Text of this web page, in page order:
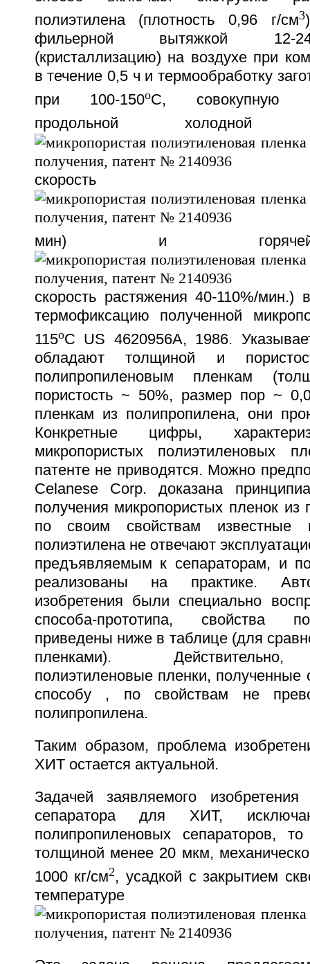
полиэтилена (плотность 0,96 г/см3
фильерной вытяжкой 12-
(кристаллизацию) на воздухе при
в течение 0,5 ч и термообработку
при 100-150oC, совокупную
продольной холодной (-
скорость
мин) и
скорость растяжения 40-110%/мин.)
термофиксацию полученной
115oC US 4620956A, 1986.
обладают толщиной и
полипропиленовым пленкам
пористость ~ 50%, размер пор ~
пленкам из полипропилена, они
Конкретные цифры,
микропористых полиэтиленовых
патенте не приводятся. Можно
Celanese Corp. доказана
получения микропористых пленок из
по своим свойствам известные
полиэтилена не отвечают
предъявляемым к сепараторам, и
реализованы на практике.
изобретения были специально
способа-прототипа, свойства
приведены ниже в таблице (для
пленками). Действительно,
полиэтиленовые пленки, полученные
способу , по свойствам не
полипропилена.
Таким образом, проблема
ХИТ остается актуальной.
Задачей заявляемого изобретения
сепаратора для ХИТ,
полипропиленовых сепараторов,
толщиной менее 20 мкм,
1000 кг/см2, усадкой с закрытием
температуре